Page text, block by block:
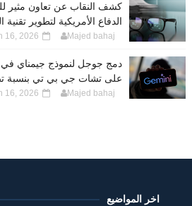
كشف النقاب عن تعاون مثير
الدفاع الأمريكية لتطوير
Majed bahaj
16, 2026
دمج جوجل لنموذج جيمناي في
على تشات جي بي تي بنسبة تصل إلى
Majed bahaj
16, 2026
اخر المواضيع